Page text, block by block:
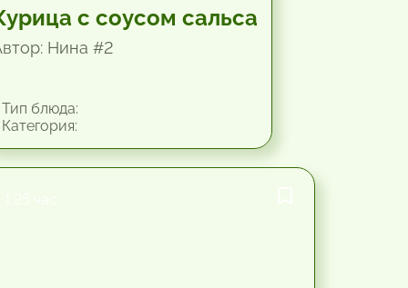
с соусом сальса
Нина #2
блюда: